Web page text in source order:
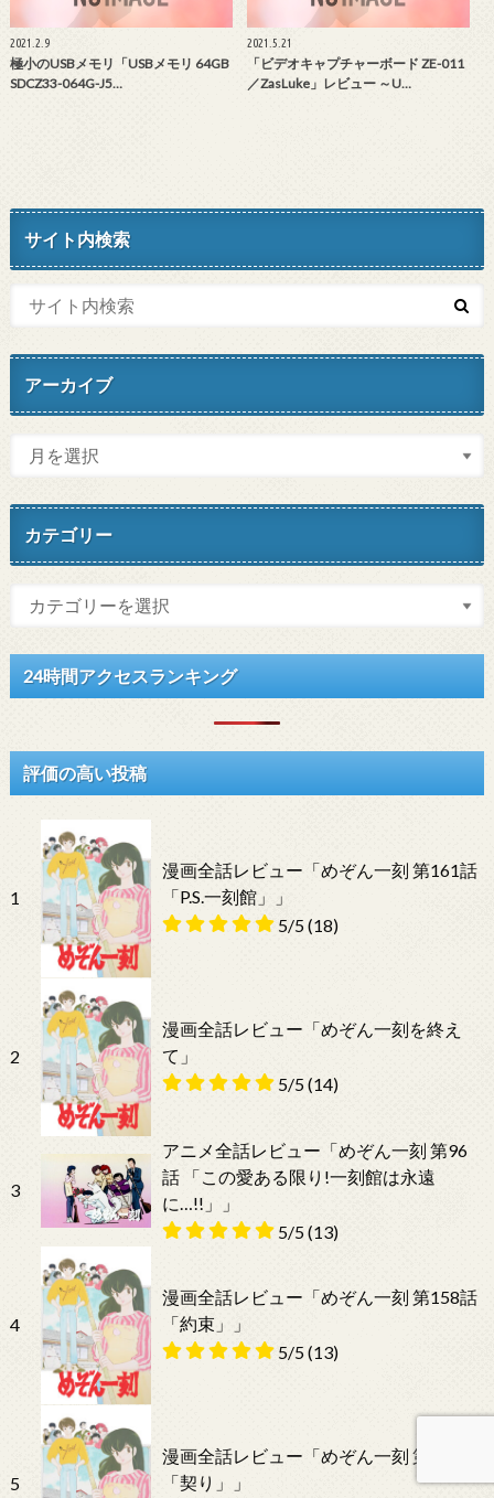
2021.2.9
極小のUSBメモリ「USBメモリ 64GB
SDCZ33-064G-J5…
2021.5.21
「ビデオキャプチャーボード ZE-011
／ZasLuke」レビュー ～U…
サイト内検索
アーカイブ
カテゴリー
24時間アクセスランキング
評価の高い投稿
1
漫画全話レビュー「めぞん一刻 第161話
「P.S.一刻館」」
5/5(18)
2
漫画全話レビュー「めぞん一刻を終え
て」
5/5(14)
3
アニメ全話レビュー「めぞん一刻 第96
話 「この愛ある限り!一刻館は永遠
に…!!」」
5/5(13)
4
漫画全話レビュー「めぞん一刻 第158話
「約束」」
5/5(13)
5
漫画全話レビュー「めぞん一刻 第153話
「契り」」